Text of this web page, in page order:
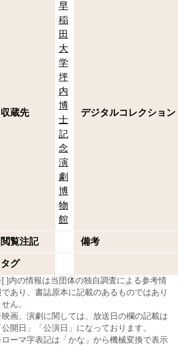
収蔵先
早
稲
田
大
学
坪
内
博
士
記
念
演
劇
博
物
館
デジタルコレクション
閲覧注記 備考
タグ
]内の情報は当団体の独自調査による参考情
であり、書誌原本に記載のあるものではあり
せん。
画、演劇に関しては、放送日の欄の記載は
公開日」「公演日」になっております。
ーマ字表記は「かな」から機械変換で表示